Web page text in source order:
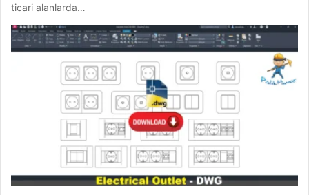
ticari alanlarda…